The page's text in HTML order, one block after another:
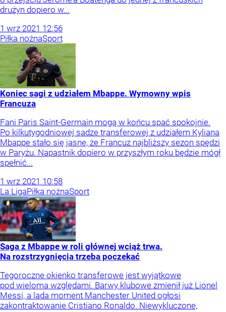
drużyn dopiero w...
1 wrz 2021 12:56
Piłka nożnaSport
Koniec sagi z udziałem Mbappe. Wymowny wpis
Francuza
Fani Paris Saint-Germain mogą w końcu spać spokojnie.
Po kilkutygodniowej sadze transferowej z udziałem Kyliana
Mbappe stało się jasne, że Francuz najbliższy sezon spędzi
w Paryżu. Napastnik dopiero w przyszłym roku będzie mógł
spełnić...
1 wrz 2021 10:58
La LigaPiłka nożnaSport
Saga z Mbappe w roli głównej wciąż trwa.
Na rozstrzygnięcia trzeba poczekać
Tegoroczne okienko transferowe jest wyjątkowe
pod wieloma względami. Barwy klubowe zmienił już Lionel
Messi, a lada moment Manchester United ogłosi
zakontraktowanie Cristiano Ronaldo. Niewykluczone,